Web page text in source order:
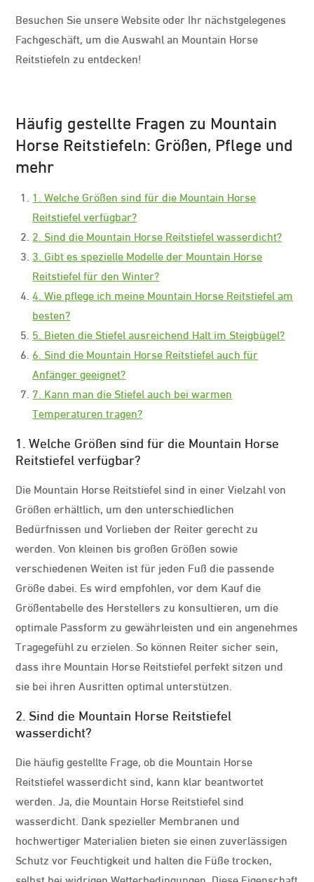
Besuchen Sie unsere Website oder Ihr nächstgelegenes
Fachgeschäft, um die Auswahl an Mountain Horse
Reitstiefeln zu entdecken!
Häufig gestellte Fragen zu Mountain
Horse Reitstiefeln: Größen, Pflege und
mehr
1. Welche Größen sind für die Mountain Horse
Reitstiefel verfügbar?
2. Sind die Mountain Horse Reitstiefel wasserdicht?
3. Gibt es spezielle Modelle der Mountain Horse
Reitstiefel für den Winter?
4. Wie pflege ich meine Mountain Horse Reitstiefel am
besten?
5. Bieten die Stiefel ausreichend Halt im Steigbügel?
6. Sind die Mountain Horse Reitstiefel auch für
Anfänger geeignet?
7. Kann man die Stiefel auch bei warmen
Temperaturen tragen?
1. Welche Größen sind für die Mountain Horse
Reitstiefel verfügbar?
Die Mountain Horse Reitstiefel sind in einer Vielzahl von
Größen erhältlich, um den unterschiedlichen
Bedürfnissen und Vorlieben der Reiter gerecht zu
werden. Von kleinen bis großen Größen sowie
verschiedenen Weiten ist für jeden Fuß die passende
Größe dabei. Es wird empfohlen, vor dem Kauf die
Größentabelle des Herstellers zu konsultieren, um die
optimale Passform zu gewährleisten und ein angenehmes
Tragegefühl zu erzielen. So können Reiter sicher sein,
dass ihre Mountain Horse Reitstiefel perfekt sitzen und
sie bei ihren Ausritten optimal unterstützen.
2. Sind die Mountain Horse Reitstiefel
wasserdicht?
Die häufig gestellte Frage, ob die Mountain Horse
Reitstiefel wasserdicht sind, kann klar beantwortet
werden. Ja, die Mountain Horse Reitstiefel sind
wasserdicht. Dank spezieller Membranen und
hochwertiger Materialien bieten sie einen zuverlässigen
Schutz vor Feuchtigkeit und halten die Füße trocken,